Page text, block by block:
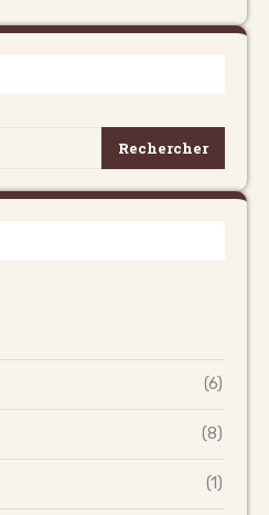
Rechercher
(6)
(8)
(1)